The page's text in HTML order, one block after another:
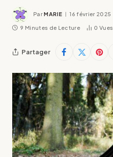
Par MARIE 16 février 2025
9 Minutes de Lecture 0 Vues
Partager